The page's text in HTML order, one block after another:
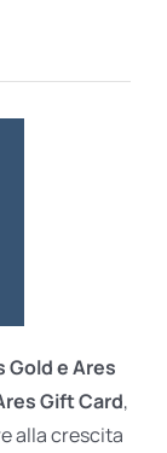
Gold e Ares
Gift Card,
alla crescita